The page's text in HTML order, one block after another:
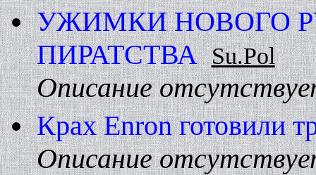
УЖИМКИ HОВОГО
ПИРАТСТВА Su.Pol
Описание
Крах Enron готовили
Описание